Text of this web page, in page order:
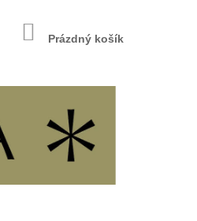
NÁKUPNÍ
KOŠÍK
Prázdný košík